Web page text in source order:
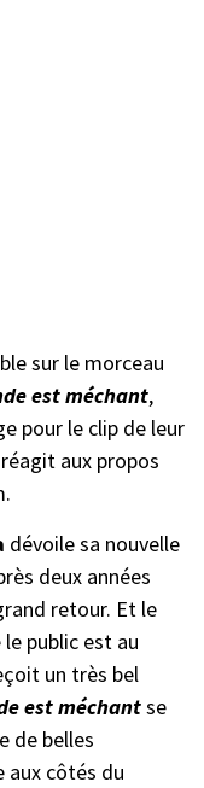
sur le morceau
est méchant,
pour le clip de leur
réagit aux propos
dévoile sa nouvelle
deux années
retour. Et le
le public est au
un très bel
est méchantse
de belles
aux côtés du